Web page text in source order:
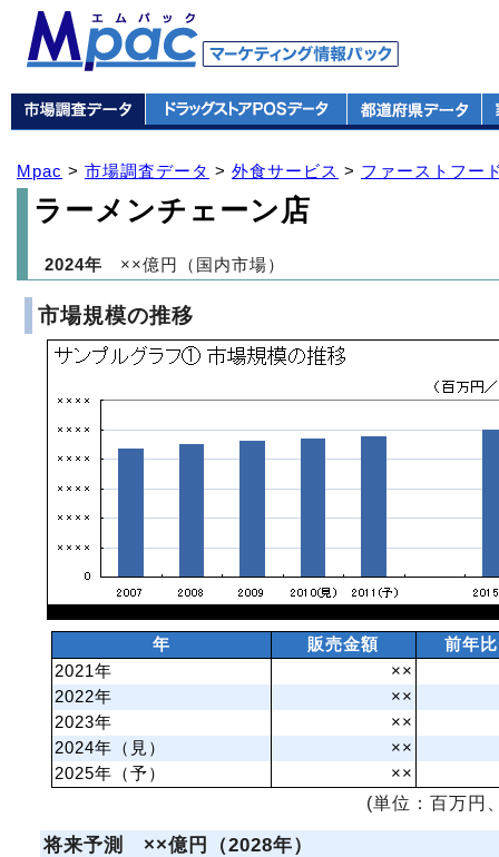
Mpac > 市場調査データ > 外食サービス > ファーストフー
ラーメンチェーン店
2024年 ××億円（国内市場）
市場規模の推移
年 販売金額
前年比
2021年
××
2022年
××
2023年
××
2024年（見）
××
2025年（予）
××
(単位：百万円
将来予測 ××億円（2028年）